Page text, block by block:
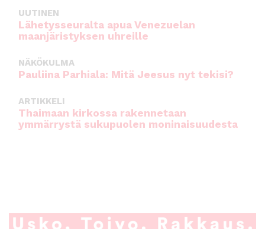
UUTINEN
Lähetysseuralta apua Venezuelan
maanjäristyksen uhreille
NÄKÖKULMA
Pauliina Parhiala: Mitä Jeesus nyt tekisi?
ARTIKKELI
Thaimaan kirkossa rakennetaan
ymmärrystä sukupuolen moninaisuudesta